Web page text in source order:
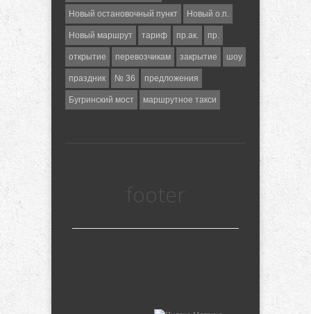
Новый остановочный пункт Новый о.п.
Новый маршрут тариф пр.ак. пр.
открытие перевозчикам закрытие шоу
праздник № 36 предложения
Бугринский мост маршрутное такси
footer